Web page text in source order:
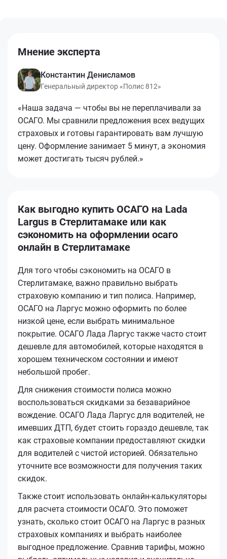
Мнение эксперта
Константин Денисламов
Генеральный директор «Полис 812»
«Наша задача — чтобы вы не переплачивали за
ОСАГО. Мы сравнили предложения всех ведущих
страховых и готовы гарантировать вам лучшую
цену. Оформление занимает 5 минут, а экономия
может достигать тысяч рублей.»
Как выгодно купить ОСАГО на Lada
Largus в Стерлитамаке или как
сэкономить на оформлении осаго
онлайн в Стерлитамаке
Для того чтобы сэкономить на ОСАГО в
Стерлитамаке, важно правильно выбрать
страховую компанию и тип полиса. Например,
ОСАГО на Ларгус можно оформить по более
низкой цене, если выбрать минимальное
покрытие. ОСАГО Лада Ларгус также часто стоит
дешевле для автомобилей, которые находятся в
хорошем техническом состоянии и имеют
небольшой пробег.
Для снижения стоимости полиса можно
воспользоваться скидками за безаварийное
вождение. ОСАГО Лада Ларгус для водителей, не
имевших ДТП, будет стоить гораздо дешевле, так
как страховые компании предоставляют скидки
для водителей с чистой историей. Обязательно
уточните все возможности для получения таких
скидок.
Также стоит использовать онлайн-калькуляторы
для расчета стоимости ОСАГО. Это поможет
узнать, сколько стоит ОСАГО на Ларгус в разных
страховых компаниях и выбрать наиболее
выгодное предложение. Сравнив тарифы, можно